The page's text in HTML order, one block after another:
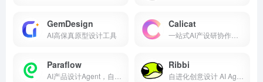
GemDesign
AI高保真原型设计工具
Calicat
一站式AI产设研协作平台
Paraflow
AI产品设计Agent，自然语言生成产品方案
Ribbi
自进化创意设计 AI Agent 平台，一站式完成多模态内容生成